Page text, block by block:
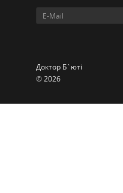
Доктор Б`юті
© 2026